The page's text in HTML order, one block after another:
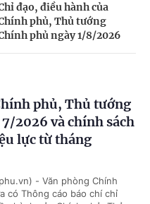
đạo, điều hành của
phủ, Thủ tướng
phủ ngày 1/8/2026
phủ, Thủ tướng
2026 và chính sách
lực từ tháng
- Văn phòng Chính
có Thông cáo báo chí chỉ